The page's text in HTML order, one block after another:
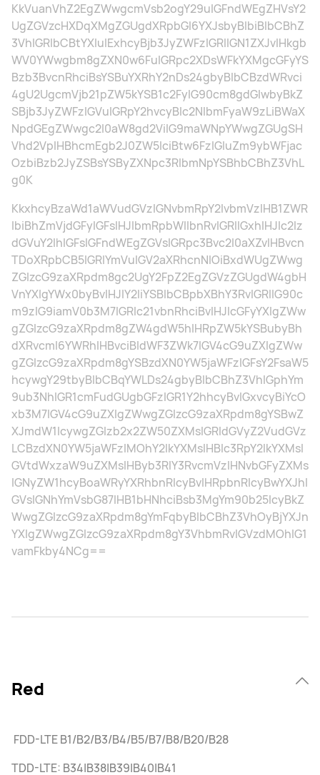
KkVuanVhZ2EgZWwgcmVsb2ogY29uIGFndWEgZHVsY2
UgZGVzcHXDqXMgZGUgdXRpbGl6YXJsbyBlbiBlbCBhZ
3VhIGRlbCBtYXIuIExhcyBjb3JyZWFzIGRlIGN1ZXJvIHkgb
WV0YWwgbm8gZXN0w6FuIGRpc2XDsWFkYXMgcGFyYS
Bzb3BvcnRhciBsYSBuYXRhY2nDs24gbyBlbCBzdWRvci
4gU2UgcmVjb21pZW5kYSB1c2FyIG90cm8gdGlwbyBkZ
SBjb3JyZWFzIGVuIGRpY2hvcyBlc2NlbmFyaW9zLiBWaX
NpdGEgZWwgc2l0aW8gd2ViIG9maWNpYWwgZGUgSH
Vhd2VpIHBhcmEgb2J0ZW5lciBtw6FzIGluZm9ybWFjac
OzbiBzb2JyZSBsYSByZXNpc3RlbmNpYSBhbCBhZ3VhL
g0K
KkxhcyBzaWd1aWVudGVzIGNvbmRpY2lvbmVzIHB1ZWR
lbiBhZmVjdGFyIGFsIHJlbmRpbWllbnRvIGRlIGxhIHJlc2lz
dGVuY2lhIGFsIGFndWEgZGVsIGRpc3Bvc2l0aXZvIHBvcn
TDoXRpbCB5IGRlYmVuIGV2aXRhcnNlOiBxdWUgZWwg
ZGlzcG9zaXRpdm8gc2UgY2FpZ2EgZGVzZGUgdW4gbH
VnYXIgYWx0byBvIHJlY2liYSBlbCBpbXBhY3RvIGRlIG90c
m9zIG9iamV0b3M7IGRlc21vbnRhciBvIHJlcGFyYXIgZWw
gZGlzcG9zaXRpdm8gZW4gdW5hIHRpZW5kYSBubyBh
dXRvcml6YWRhIHBvciBIdWF3ZWk7IGV4cG9uZXIgZWw
gZGlzcG9zaXRpdm8gYSBzdXN0YW5jaWFzIGFsY2FsaW5
hcywgY29tbyBlbCBqYWLDs24gbyBlbCBhZ3VhIGphYm
9ub3NhIGR1cmFudGUgbGFzIGR1Y2hhcyBvIGxvcyBiYcO
xb3M7IGV4cG9uZXIgZWwgZGlzcG9zaXRpdm8gYSBwZ
XJmdW1lcywgZGlzb2x2ZW50ZXMsIGRldGVyZ2VudGVz
LCBzdXN0YW5jaWFzIMOhY2lkYXMsIHBlc3RpY2lkYXMsI
GVtdWxzaW9uZXMsIHByb3RlY3RvcmVzIHNvbGFyZXMs
IGNyZW1hcyBoaWRyYXRhbnRlcyBvIHRpbnRlcyBwYXJhI
GVsIGNhYmVsbG87IHB1bHNhciBsb3MgYm90b25lcyBkZ
WwgZGlzcG9zaXRpdm8gYmFqbyBlbCBhZ3VhOyBjYXJn
YXIgZWwgZGlzcG9zaXRpdm8gY3VhbmRvIGVzdMOhIG1
vamFkby4NCg==
Red
FDD-LTE B1/B2/B3/B4/B5/B7/B8/B20/B28
TDD-LTE: B34|B38|B39|B40|B41